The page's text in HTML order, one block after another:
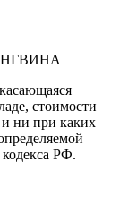
стоимости
ни при каких
РФ.